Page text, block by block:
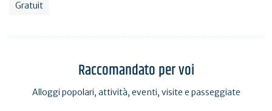
Gratuit
Raccomandato per voi
Alloggi popolari, attività, eventi, visite e passeggiate